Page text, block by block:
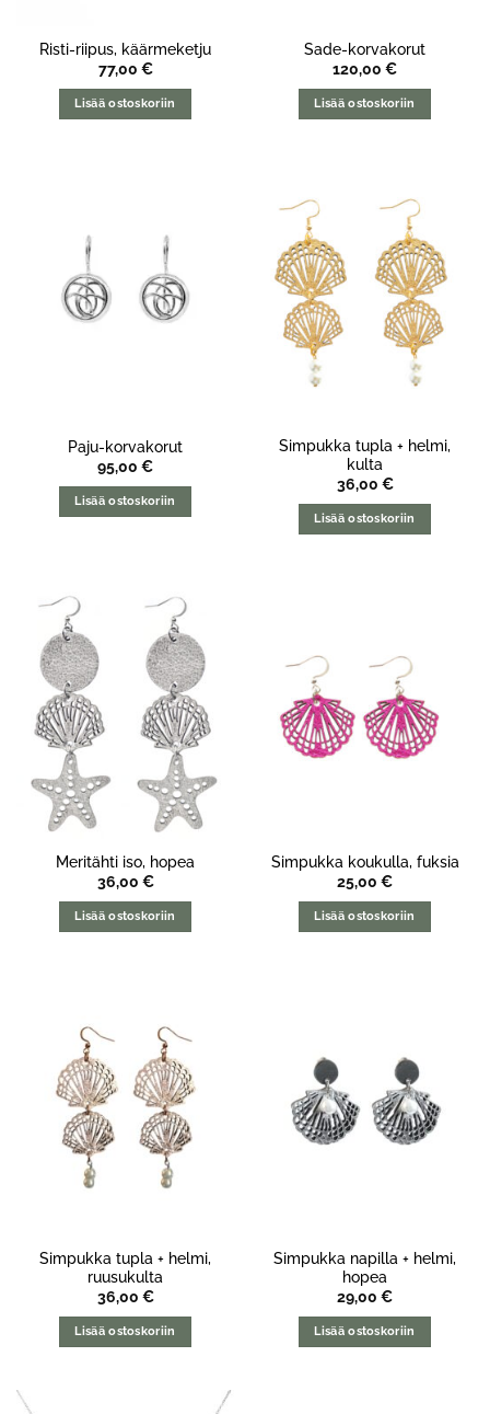
Risti-riipus, käärmeketju
77,00 €
Lisää ostoskoriin
Sade-korvakorut
120,00 €
Lisää ostoskoriin
Paju-korvakorut
95,00 €
Lisää ostoskoriin
Simpukka tupla + helmi,
kulta
36,00 €
Lisää ostoskoriin
Meritähti iso, hopea
36,00 €
Lisää ostoskoriin
Simpukka koukulla, fuksia
25,00 €
Lisää ostoskoriin
Simpukka tupla + helmi,
ruusukulta
36,00 €
Lisää ostoskoriin
Simpukka napilla + helmi,
hopea
29,00 €
Lisää ostoskoriin